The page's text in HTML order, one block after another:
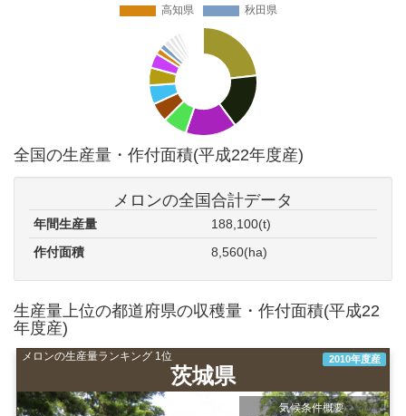
全国の生産量・作付面積(平成22年度産)
メロンの全国合計データ
年間生産量
188,100(t)
作付面積
8,560(ha)
生産量上位の都道府県の収穫量・作付面積(平成22
年度産)
メロンの生産量ランキング 1位
茨城県
2010年度産
気候条件概要